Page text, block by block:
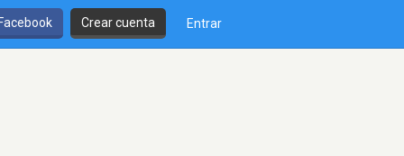
Crear cuenta Entrar